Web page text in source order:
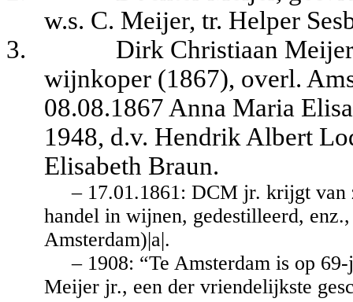
w.s. C. Meijer, tr. Helper
3.
Dirk Christiaan
wijnkoper (1867), overl.
08.08.1867 Anna Maria
1948, d.v. Hendrik Albert
Elisabeth Braun.
– 17.01.1861: DCM jr. krijgt
handel in wijnen, gedestilleerd,
Amsterdam)|a|.
– 1908: “Te Amsterdam is op
Meijer jr., een der vriendelijkste